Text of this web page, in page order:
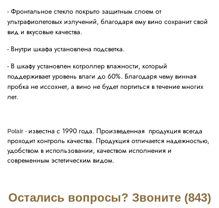
- Фронтальное стекло покрыто защитным слоем от
ультрафиолетовых излучений, благодаря ему вино сохранит свой
вид и вкусовые качества.
- Внутри шкафа установлена подсветка.
- В шкафу установлен котроллер влажности, который
поддерживает уровень влаги до 60%. Благодаря чему винная
пробка не иссохнет, а вино не будет портиться в течение многих
лет.
Polair - известна с 1990 года. Произведенная продукция всегда
проходит контроль качества. Продукция отличается надежностью,
удобством в использовании, качеством исполнения и
современным эстетическим видом.
Остались вопросы? Звоните (843)